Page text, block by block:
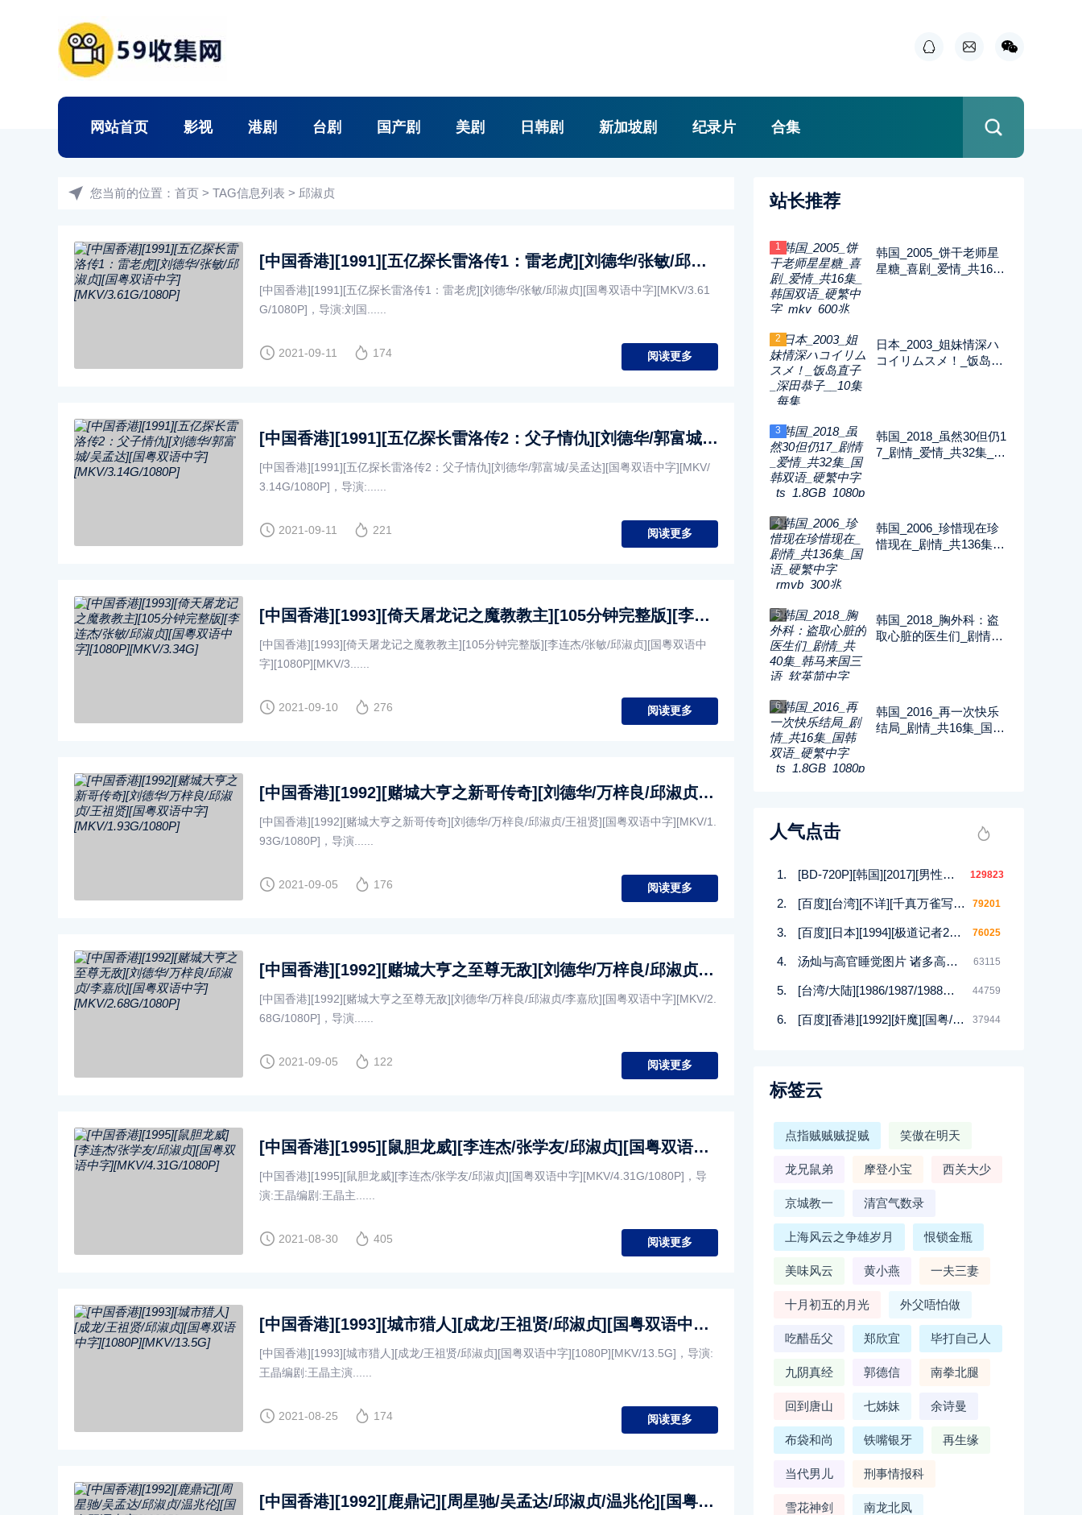
网站首页 影视 港剧 台剧 国产剧 美剧 日韩剧 新加坡剧 纪录片 合集
您当前的位置： 首页 > TAG信息列表 > 邱淑贞
[中国香港][1991][五亿探长雷洛传1：雷老虎][刘德华/张敏/邱淑贞][国粤双语中字][MKV/3.61G/1080P]
[中国香港][1991][五亿探长雷洛传1：雷老虎][刘德华/张敏/邱淑贞][国粤双语中字][MKV/3.61
G/1080P]，导演:刘国......
2021-09-11 174 阅读更多
[中国香港][1991][五亿探长雷洛传2：父子情仇][刘德华/郭富城/吴孟达][国粤双语中字][MKV/3.14G/1080P]
[中国香港][1991][五亿探长雷洛传2：父子情仇][刘德华/郭富城/吴孟达][国粤双语中字][MKV/
3.14G/1080P]，导演:......
2021-09-11 221 阅读更多
[中国香港][1993][倚天屠龙记之魔教教主][105分钟完整版][李连杰/张敏/邱淑贞][国粵双语中字][1080P][MKV/3.34G]
[中国香港][1993][倚天屠龙记之魔教教主][105分钟完整版][李连杰/张敏/邱淑贞][国粵双语中
字][1080P][MKV/3......
2021-09-10 276 阅读更多
[中国香港][1992][赌城大亨之新哥传奇][刘德华/万梓良/邱淑贞/王祖贤][国粤双语中字][MKV/1.93G/1080P]
[中国香港][1992][赌城大亨之新哥传奇][刘德华/万梓良/邱淑贞/王祖贤][国粤双语中字][MKV/1.
93G/1080P]，导演......
2021-09-05 176 阅读更多
[中国香港][1992][赌城大亨之至尊无敌][刘德华/万梓良/邱淑贞/李嘉欣][国粤双语中字][MKV/2.68G/1080P]
[中国香港][1992][赌城大亨之至尊无敌][刘德华/万梓良/邱淑贞/李嘉欣][国粤双语中字][MKV/2.
68G/1080P]，导演......
2021-09-05 122 阅读更多
[中国香港][1995][鼠胆龙威][李连杰/张学友/邱淑贞][国粤双语中字][MKV/4.31G/1080P]
[中国香港][1995][鼠胆龙威][李连杰/张学友/邱淑贞][国粤双语中字][MKV/4.31G/1080P]，导
演:王晶编剧:王晶主......
2021-08-30 405 阅读更多
[中国香港][1993][城市猎人][成龙/王祖贤/邱淑贞][国粤双语中字][1080P][MKV/13.5G]
[中国香港][1993][城市猎人][成龙/王祖贤/邱淑贞][国粤双语中字][1080P][MKV/13.5G]，导演:
王晶编剧:王晶主演......
2021-08-25 174 阅读更多
[中国香港][1992][鹿鼎记][周星驰/吴孟达/邱淑贞/温兆伦][国粤双语中字][1080P][MKV/3.43G]
站长推荐
1
韩国_2005_饼干老师星
星糖_喜剧_爱情_共16集
2
日本_2003_姐妹情深ハ
コイリムスメ！_饭岛直
3
韩国_2018_虽然30但仍1
7_剧情_爱情_共32集_国
4
韩国_2006_珍惜现在珍
惜现在_剧情_共136集_
5
韩国_2018_胸外科：盗
取心脏的医生们_剧情_
6
韩国_2016_再一次快乐
结局_剧情_共16集_国韩
人气点击
[BD-720P][韩国][2017][男性的17种幻想][崔在焕/朴庆熙][韩语中字][MP4/1.5G][HD高清] 129823
[百度][台湾][不详][千真万雀写真集][12集][MKV] 79201
[百度][日本][1994][极道记者2马券転生篇][日语/中文软字幕][DVDISO/4.00GB] 76025
汤灿与高官睡觉图片 诸多高官均与汤灿有染 63115
[台湾/大陆][1986/1987/1988等][四大美人合集DVD][西施/貂蝉/杨贵妃等][潘迎紫/寇世勋/顾冠忠][144集全][国语中字][88DVD/iso] 44759
[百度][香港][1992][奸魔][国粤/无字][MKV/925MB] 37944
标签云
点指贼贼贼捉贼 笑傲在明天
龙兄鼠弟 摩登小宝 西关大少
京城教一 清宫气数录
上海风云之争雄岁月 恨锁金瓶
美味风云 黄小燕 一夫三妻
十月初五的月光 外父唔怕做
吃醋岳父 郑欣宜 毕打自己人
九阴真经 郭德信 南拳北腿
回到唐山 七姊妹 余诗曼
布袋和尚 铁嘴银牙 再生缘
当代男儿 刑事情报科
雪花神剑 南龙北凤